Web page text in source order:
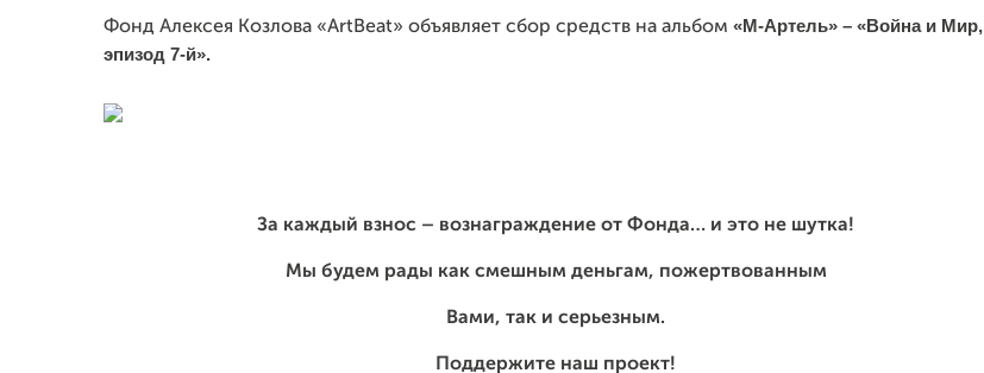
Фонд Алексея Козлова «АrtВеаt» объявляет сбор средств на альбом «М-Артель» – «Война и Мир,
эпизод 7-й».
За каждый взнос – вознаграждение от Фонда… и это не шутка!
Мы будем рады как смешным деньгам, пожертвованным
Вами, так и серьезным.
Поддержите наш проект!